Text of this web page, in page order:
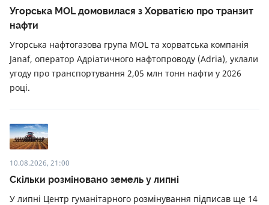
Угорська MOL домовилася з Хорватією про транзит
нафти
Угорська нафтогазова група MOL та хорватська компанія
Janaf, оператор Адріатичного нафтопроводу (Adria), уклали
угоду про транспортування 2,05 млн тонн нафти у 2026
році.
10.08.2026, 21:00
Скільки розміновано земель у липні
У липні Центр гуманітарного розмінування підписав ще 14